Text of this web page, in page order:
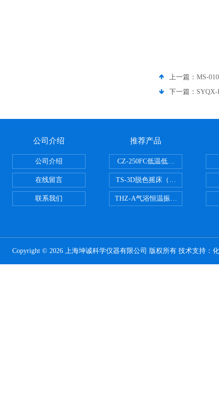
上一篇： MS-
下一篇：
公司介绍
公司介绍
在线留言
联系我们
推荐产品
CZ-250FC低温低湿种子储藏柜
TS-3D脱色摇床（三维运动）
THZ-A气浴恒温振荡器
Copyright © 2026 上海坤诚科学仪器有限公司 版权所有 技术支持：